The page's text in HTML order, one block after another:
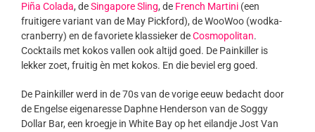
Piña Colada, deSingapore Sling, de French Martini(een
fruitigere variant van de May Pickford), de WooWoo (wodka-
cranberry) en de favoriete klassieker deCosmopolitan.
Cocktails met kokos vallen ook altijd goed. De Painkiller is
lekker zoet, fruitig èn met kokos. En die beviel erg goed.
De Painkiller werd in de 70s van de vorige eeuw bedacht door
de Engelse eigenaresse Daphne Henderson van de Soggy
Dollar Bar, een kroegje in White Bay op het eilandje Jost Van